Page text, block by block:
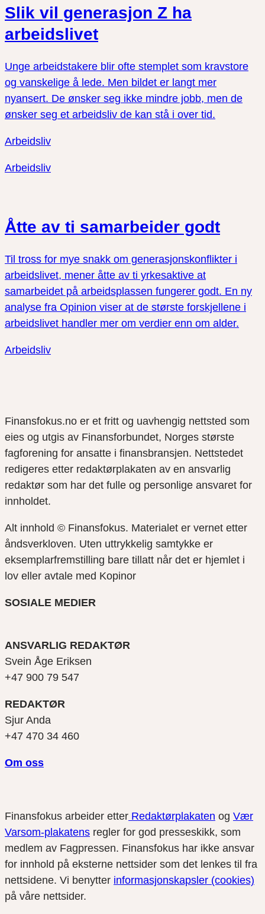
Slik vil generasjon Z ha
arbeidslivet
Unge arbeidstakere blir ofte stemplet som kravstore
og vanskelige å lede. Men bildet er langt mer
nyansert. De ønsker seg ikke mindre jobb, men de
ønsker seg et arbeidsliv de kan stå i over tid.
Arbeidsliv
Arbeidsliv
Åtte av ti samarbeider godt
Til tross for mye snakk om generasjonskonflikter i
arbeidslivet, mener åtte av ti yrkesaktive at
samarbeidet på arbeidsplassen fungerer godt. En ny
analyse fra Opinion viser at de største forskjellene i
arbeidslivet handler mer om verdier enn om alder.
Arbeidsliv
Finansfokus.no er et fritt og uavhengig nettsted som
eies og utgis av Finansforbundet, Norges største
fagforening for ansatte i finansbransjen. Nettstedet
redigeres etter redaktørplakaten av en ansvarlig
redaktør som har det fulle og personlige ansvaret for
innholdet.
Alt innhold © Finansfokus. Materialet er vernet etter
åndsverkloven. Uten uttrykkelig samtykke er
eksemplarfremstilling bare tillatt når det er hjemlet i
lov eller avtale med Kopinor
SOSIALE MEDIER
ANSVARLIG REDAKTØR
Svein Åge Eriksen
+47 900 79 547
REDAKTØR
Sjur Anda
+47 470 34 460
Om oss
Finansfokus arbeider etter Redaktørplakaten og Vær
Varsom-plakatens regler for god presseskikk, som
medlem av Fagpressen. Finansfokus har ikke ansvar
for innhold på eksterne nettsider som det lenkes til fra
nettsidene. Vi benytter informasjonskapsler (cookies)
på våre nettsider.